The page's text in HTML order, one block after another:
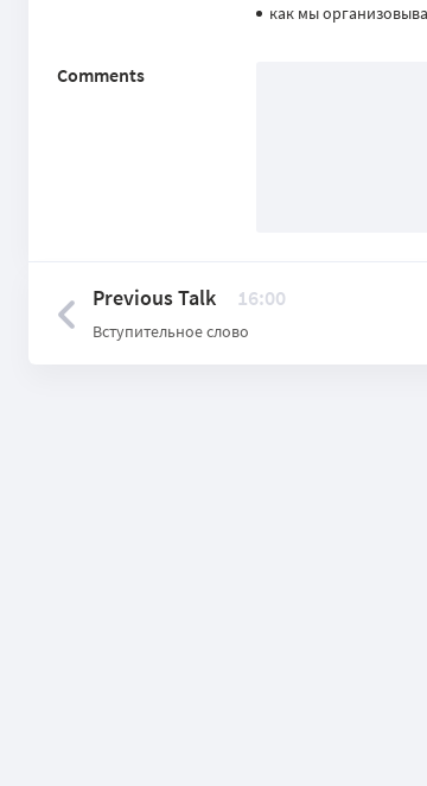
как мы
Comments
Previous Talk 16:00
Вступительное слово